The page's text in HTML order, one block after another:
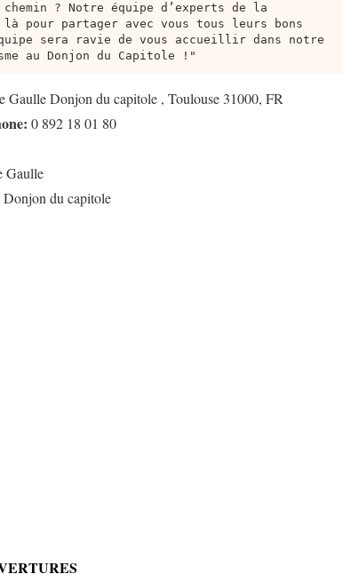
? Notre équipe d’experts de la
pour partager avec vous tous leurs bons
sera ravie de vous accueillir dans notre
au Donjon du Capitole !"
Gaulle Donjon du capitole , Toulouse 31000, FR
0 892 18 01 80
Gaulle
Donjon du capitole